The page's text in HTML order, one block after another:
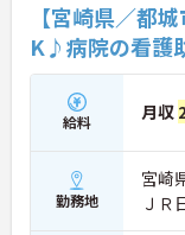
【宮崎県／都
K♪病院の看護
給料 月収
勤務地
宮崎
ＪＲ